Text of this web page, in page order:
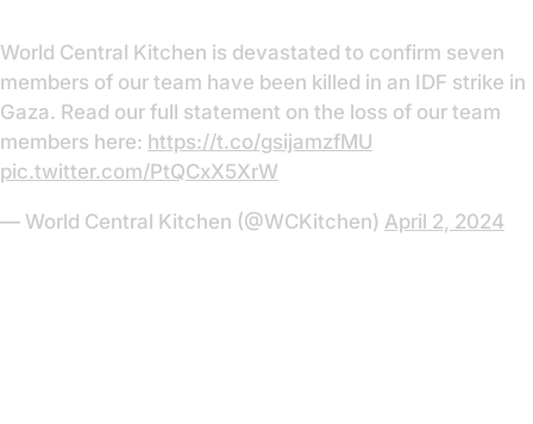
World Central Kitchen is devastated to confirm seven
members of our team have been killed in an IDF strike in
Gaza. Read our full statement on the loss of our team
members here: https://t.co/gsijamzfMU
pic.twitter.com/PtQCxX5XrW
— World Central Kitchen (@WCKitchen) April 2, 2024